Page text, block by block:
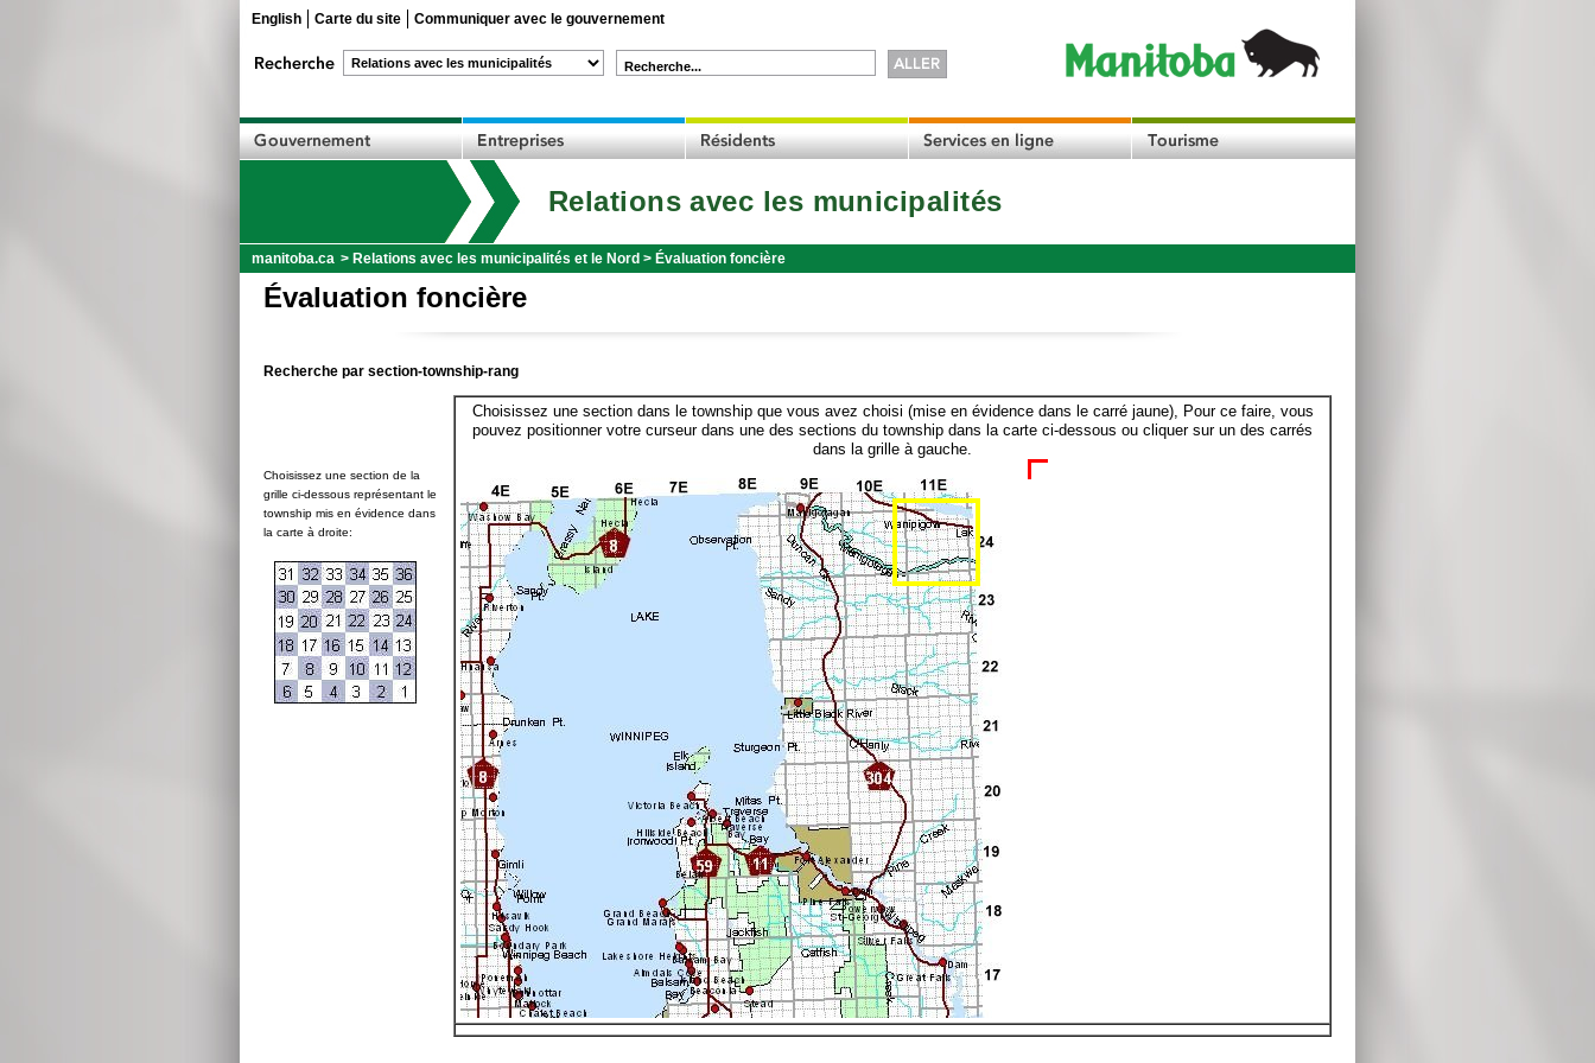
English Carte du site Communiquer avec le gouvernement
Recherche...
Relations avec les municipalités
manitoba.ca > Relations avec les municipalités et le Nord > Évaluation foncière
Évaluation foncière
Recherche par section-township-rang
Choisissez une section de la
grille ci-dessous représentant le
township mis en évidence dans
la carte à droite:
Choisissez une section dans le township que vous avez choisi (mise en évidence dans le carré jaune), Pour ce faire, vous
pouvez positionner votre curseur dans une des sections du township dans la carte ci-dessous ou cliquer sur un des carrés
dans la grille à gauche.